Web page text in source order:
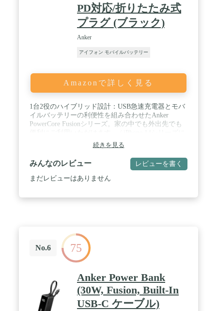
PD対応/折りたたみ式
プラグ (ブラック)
Anker
アイフォン モバイルバッテリー
Amazonで詳しく見る
1台2役のハイブリッド設計：USB急速充電器とモバ
イルバッテリーの利便性を組み合わせたAnker
PowerCore Fusionシリーズ。家の中でも外出先でも
も急速充電：充電器としては最大45W、モバイルバ
ッテリーとしても最大20W出力でiPhone 14シリーズ
へ急速充電。一般的な5W出力の充電器に比べ約3倍
速く充電できます。 / 2台同時充電：2つのUSB-Cポ
ートを搭載し、合計最大45W出力でiPhoneと
電が可能。スマホなどに充電器として使用しつつモ
バイルバッテリーにも充電されるため、充電忘れの
心配がありません。
続きを見る
みんなのレビュー レビューを書く
まだレビューはありません
No.6 75
Anker Power Bank
(30W, Fusion, Built-In
USB-C ケーブル)